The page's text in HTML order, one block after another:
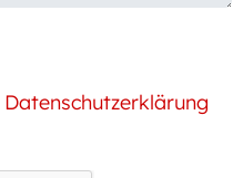
Datenschutzerklärung